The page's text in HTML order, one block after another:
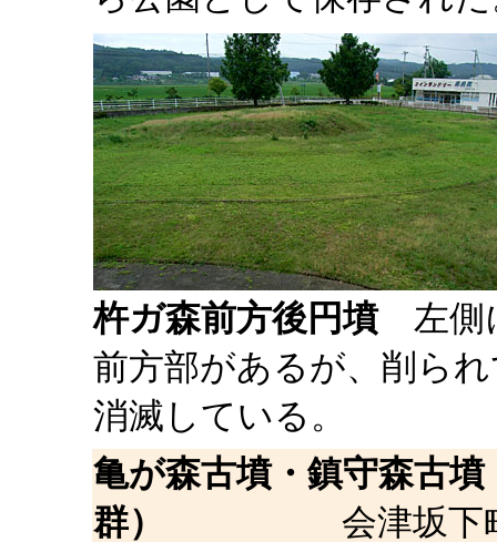
杵ガ森前方後円墳左側
前方部があるが、削ら
消滅している。
亀が森古墳・鎮守森
群）
会津坂下町